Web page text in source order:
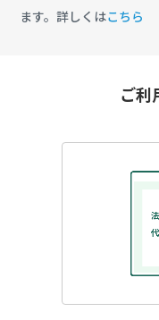
ます。詳しくはこちら
ご利